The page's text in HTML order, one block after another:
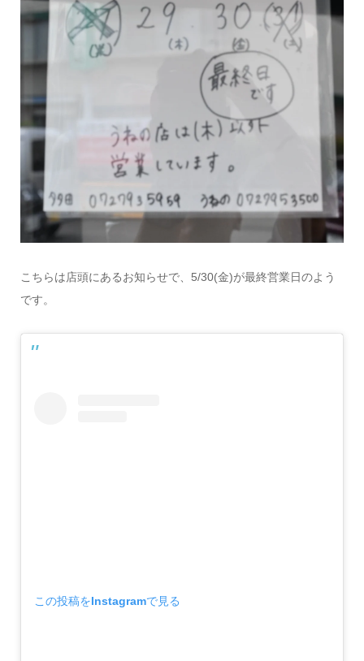
こちらは店頭にあるお知らせで、5/30(金)が最終営業日のよう
です。
この投稿をInstagramで見る